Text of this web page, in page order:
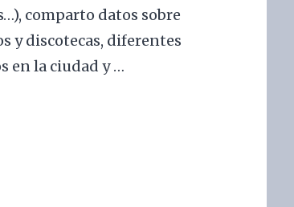
comparto datos sobre
y discotecas, diferentes
en la ciudad y …